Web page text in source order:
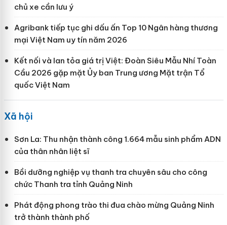
chủ xe cần lưu ý
Agribank tiếp tục ghi dấu ấn Top 10 Ngân hàng thương
mại Việt Nam uy tín năm 2026
Kết nối và lan tỏa giá trị Việt: Đoàn Siêu Mẫu Nhí Toàn
Cầu 2026 gặp mặt Ủy ban Trung ương Mặt trận Tổ
quốc Việt Nam
Xã hội
Sơn La: Thu nhận thành công 1.664 mẫu sinh phẩm ADN
của thân nhân liệt sĩ
Bồi dưỡng nghiệp vụ thanh tra chuyên sâu cho công
chức Thanh tra tỉnh Quảng Ninh
Phát động phong trào thi đua chào mừng Quảng Ninh
trở thành thành phố